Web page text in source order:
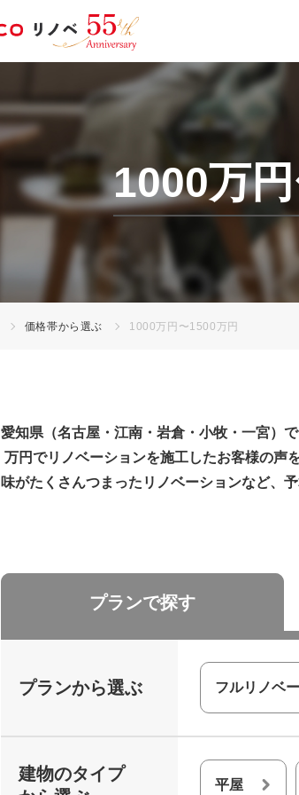
1000万
価格帯から選ぶ 1000万円〜1500万円
愛知県（名古屋・江南・岩倉・小牧・一宮）
万円でリノベーションを施工したお客様の声
味がたくさんつまったリノベーションなど、
プランで探す
プランから選ぶ フルリノベ
建物のタイプ
平屋